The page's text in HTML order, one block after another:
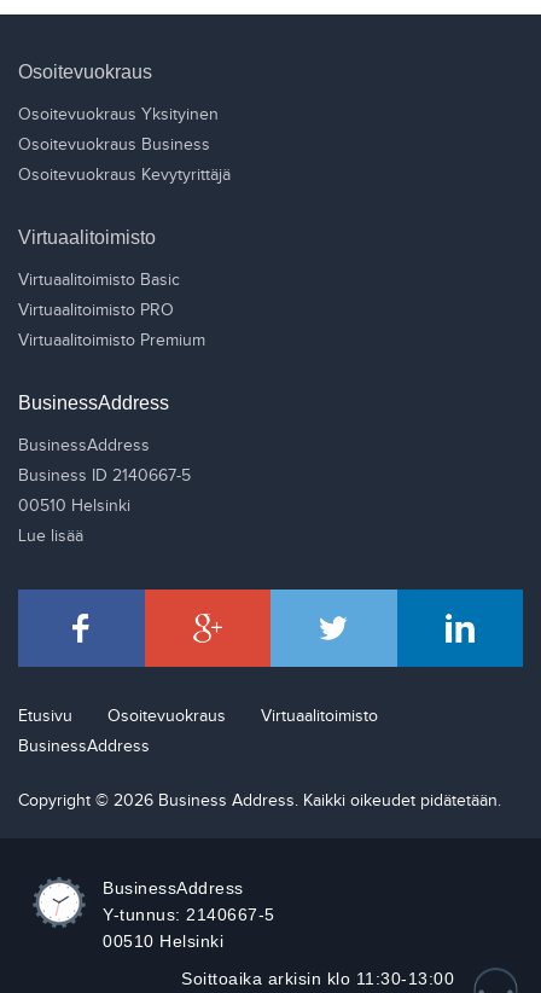
Osoitevuokraus
Osoitevuokraus Yksityinen
Osoitevuokraus Business
Osoitevuokraus Kevytyrittäjä
Virtuaalitoimisto
Virtuaalitoimisto Basic
Virtuaalitoimisto PRO
Virtuaalitoimisto Premium
BusinessAddress
BusinessAddress
Business ID 2140667-5
00510 Helsinki
Lue lisää
Etusivu Osoitevuokraus
Virtuaalitoimisto
BusinessAddress
Copyright © 2026 Business Address. Kaikki oikeudet pidätetään.
BusinessAddress
Y-tunnus: 2140667-5
00510 Helsinki
Soittoaika arkisin klo 11:30-13:00